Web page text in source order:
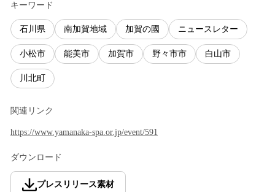
キーワード
石川県 南加賀地域 加賀の國 ニュースレター
小松市 能美市 加賀市 野々市市 白山市
川北町
関連リンク
https://www.yamanaka-spa.or.jp/event/591
ダウンロード
プレスリリース素材